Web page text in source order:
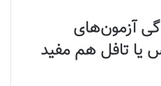
آزمون‌های
یا تافل هم مفید